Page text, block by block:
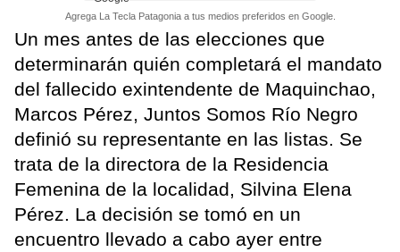
Agrega La Tecla Patagonia a tus medios preferidos en Google.
Un mes antes de las elecciones que
determinarán quién completará el mandato
del fallecido exintendente de Maquinchao,
Marcos Pérez, Juntos Somos Río Negro
definió su representante en las listas. Se
trata de la directora de la Residencia
Femenina de la localidad, Silvina Elena
Pérez. La decisión se tomó en un
encuentro llevado a cabo ayer entre